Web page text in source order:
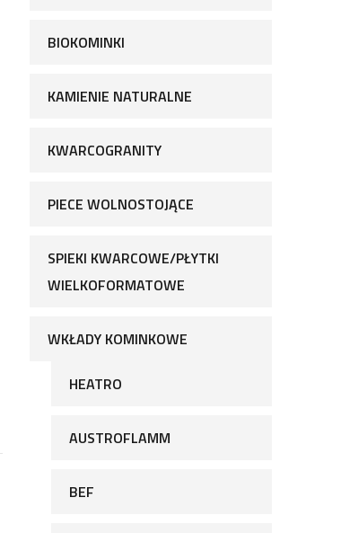
BIOKOMINKI
KAMIENIE NATURALNE
KWARCOGRANITY
PIECE WOLNOSTOJĄCE
SPIEKI KWARCOWE/PŁYTKI
WIELKOFORMATOWE
WKŁADY KOMINKOWE
HEATRO
AUSTROFLAMM
BEF